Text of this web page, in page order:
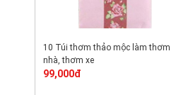
10 Túi thơm thảo mộc làm thơm
nhà, thơm xe
99,000đ